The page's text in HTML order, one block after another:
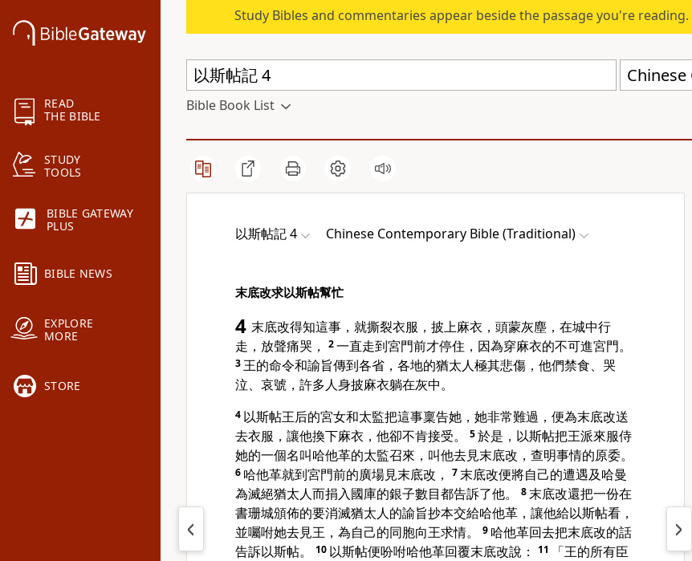
READ
THE BIBLE
STUDY
TOOLS
BIBLE GATEWAY
PLUS
BIBLE NEWS
EXPLORE
MORE
STORE
Study Bibles and commentaries appear beside the passage you're reading.
Bible Book List
以斯帖記 4 Chinese Contemporary Bible (Traditional)
末底改求以斯帖幫忙
4 末底改得知這事，就撕裂衣服，披上麻衣，頭蒙灰塵，在城中行
走，放聲痛哭，
2一直走到宮門前才停住，因為穿麻衣的不可進宮門。
3王的命令和諭旨傳到各省，各地的猶太人極其悲傷，他們禁食、哭
泣、哀號，許多人身披麻衣躺在灰中。
4 以斯帖王后的宮女和太監把這事稟告她，她非常難過，便為末底改送
去衣服，讓他換下麻衣，他卻不肯接受。
5於是，以斯帖把王派來服侍
她的一個名叫哈他革的太監召來，叫他去見末底改，查明事情的原委。
6 哈他革就到宮門前的廣場見末底改， 7末底改便將自己的遭遇及哈曼
為滅絕猶太人而捐入國庫的銀子數目都告訴了他。
8末底改還把一份在
書珊城頒佈的要消滅猶太人的諭旨抄本交給哈他革，讓他給以斯帖看，
並囑咐她去見王，為自己的同胞向王求情。
9 哈他革回去把末底改的話
告訴以斯帖。
10 以斯帖便吩咐哈他革回覆末底改說： 11
「王的所有臣